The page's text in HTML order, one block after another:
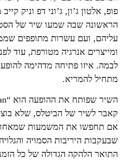
פופ, אלטון ג’ון, ג’וני דפ וניק
הראשונה שבה שמעו שיר של
עליהם, ועם עשרות מתופפים
ומייצרים אנרגיה מטורפת, עוד
לבמה. איזו פתיחה מדהימה
מתחיל להמריא.
אם תחפשו את המשמעות
שבעקבות היריבות הסמויה
התואר הלהקה הגדולה של כל